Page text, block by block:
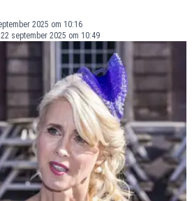
2025 om 10:16
september 2025 om 10:49